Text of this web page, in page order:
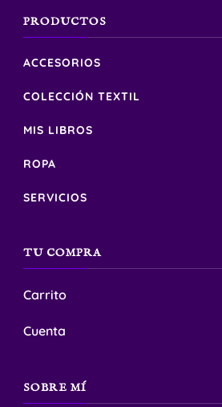
variantes.
Las
de
PRODUCTOS
ACCESORIOS
COLECCIÓN TEXTIL
MIS LIBROS
ROPA
SERVICIOS
TU COMPRA
Carrito
Cuenta
SOBRE MÍ